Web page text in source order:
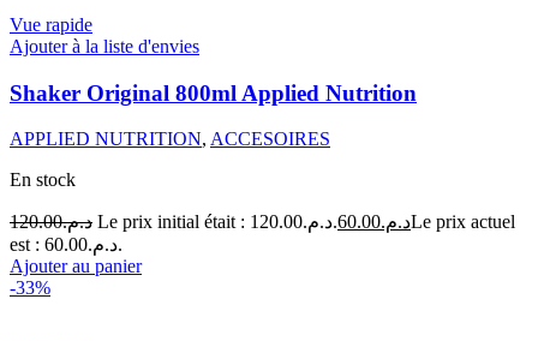
Vue rapide
Ajouter à la liste d'envies
Shaker Original 800ml Applied Nutrition
APPLIED NUTRITION, ACCESOIRES
En stock
د.م.120.00 Le prix initial était : د.م.120.00. د.م.60.00
Le prix actuel
est : د.م.60.00.
Ajouter au panier
-33%